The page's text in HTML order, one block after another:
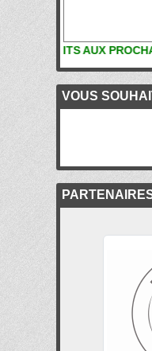
AUX PROCHAINES
VOUS